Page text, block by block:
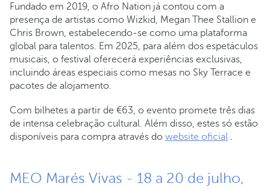
Fundado em 2019, o Afro Nation já contou com a
presença de artistas como Wizkid, Megan Thee Stallion e
Chris Brown, estabelecendo-se como uma plataforma
global para talentos. Em 2025, para além dos espetáculos
musicais, o festival oferecerá experiências exclusivas,
incluindo áreas especiais como mesas no Sky Terrace e
pacotes de alojamento.
Com bilhetes a partir de €63, o evento promete três dias
de intensa celebração cultural. Além disso, estes só estão
disponíveis para compra através do website oficial .
MEO Marés Vivas - 18 a 20 de julho,